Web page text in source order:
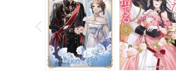
P
r
e
v
i
o
u
s